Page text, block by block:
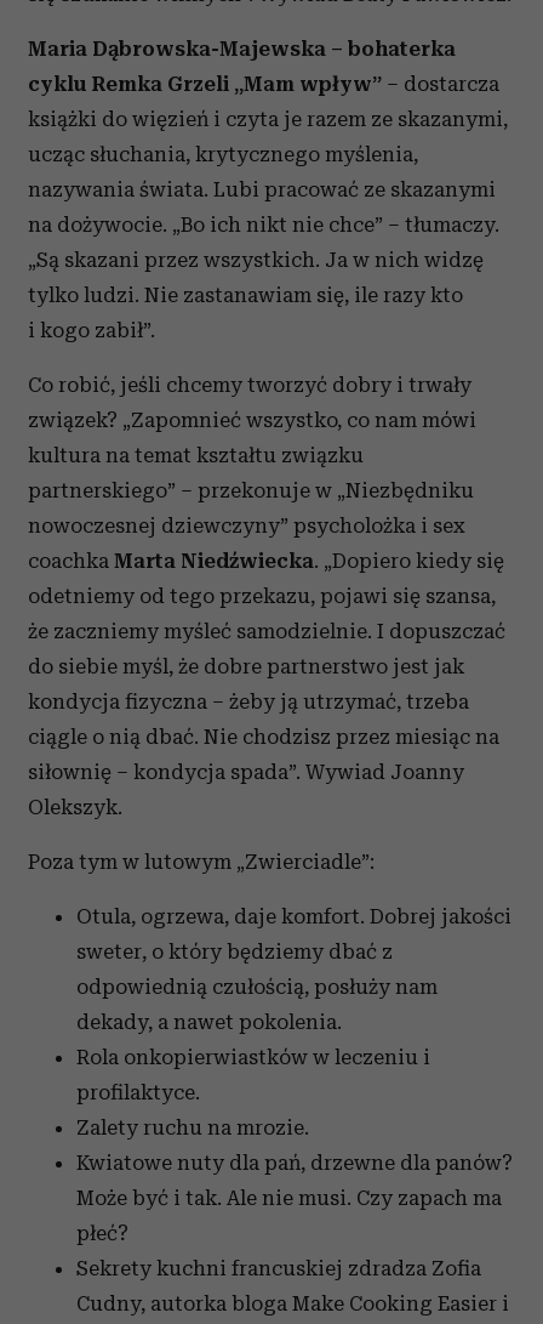
Maria Dąbrowska-Majewska – bohaterka
cyklu Remka Grzeli „Mam wpływ” – dostarcza
książki do więzień i czyta je razem ze skazanymi,
ucząc słuchania, krytycznego myślenia,
nazywania świata. Lubi pracować ze skazanymi
na dożywocie. „Bo ich nikt nie chce” – tłumaczy.
„Są skazani przez wszystkich. Ja w nich widzę
tylko ludzi. Nie zastanawiam się, ile razy kto
i kogo zabił”.
Co robić, jeśli chcemy tworzyć dobry i trwały
związek? „Zapomnieć wszystko, co nam mówi
kultura na temat kształtu związku
partnerskiego” – przekonuje w „Niezbędniku
nowoczesnej dziewczyny” psycholożka i sex
coachka Marta Niedźwiecka. „Dopiero kiedy się
odetniemy od tego przekazu, pojawi się szansa,
że zaczniemy myśleć samodzielnie. I dopuszczać
do siebie myśl, że dobre partnerstwo jest jak
kondycja fizyczna – żeby ją utrzymać, trzeba
ciągle o nią dbać. Nie chodzisz przez miesiąc na
siłownię – kondycja spada”. Wywiad Joanny
Olekszyk.
Poza tym w lutowym „Zwierciadle”:
Otula, ogrzewa, daje komfort. Dobrej jakości
sweter, o który będziemy dbać z
odpowiednią czułością, posłuży nam
dekady, a nawet pokolenia.
Rola onkopierwiastków w leczeniu i
profilaktyce.
Zalety ruchu na mrozie.
Kwiatowe nuty dla pań, drzewne dla panów?
Może być i tak. Ale nie musi. Czy zapach ma
płeć?
Sekrety kuchni francuskiej zdradza Zofia
Cudny, autorka bloga Make Cooking Easier i